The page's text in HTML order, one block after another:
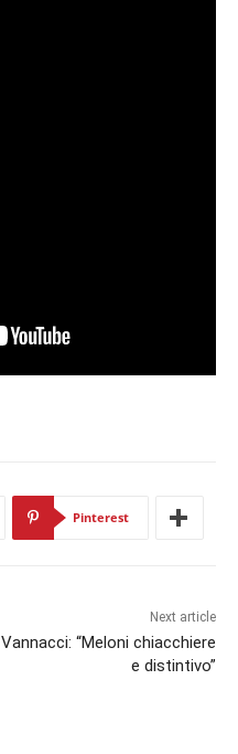
Pinterest
Next article
Vannacci: “Meloni chiacchiere
e distintivo”